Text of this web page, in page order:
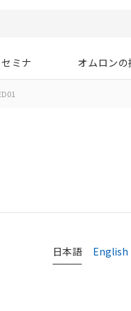
セミナ オムロン
日本語 English